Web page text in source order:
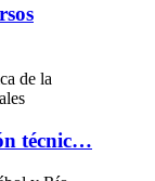
técnic…